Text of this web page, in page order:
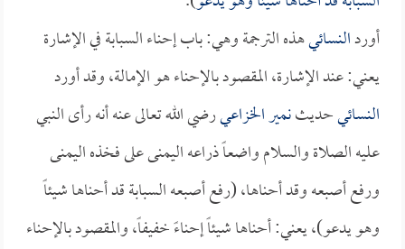
أوردالنسائيهذه الترجمة وهي: باب إحناء السبابة في الإشارة
يعني: عند الإشارة، المقصود بالإحناء هو الإمالة، وقد أورد
النسائيحديثنمير الخزاعيرضي الله تعالى عنه أنه رأى النبي
عليه الصلاة والسلام واضعاً ذراعه اليمنى على فخذه اليمنى
ورفع أصبعه وقد أحناها، (رفع أصبعه السبابة قد أحناها شيئاً
وهو يدعو)، يعني: أحناها شيئاً إحناءً خفيفاً، والمقصود بالإحناء